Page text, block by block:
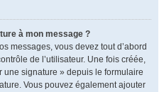
à mon message ?
messages, vous devez tout d’abord
de l’utilisateur. Une fois créée,
une signature » depuis le formulaire
Vous pouvez également ajouter